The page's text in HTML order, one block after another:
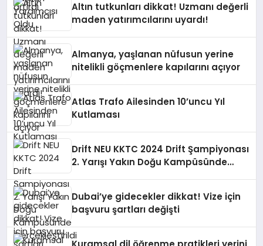
Altın tutkunları dikkat! Uzmanı değerli
maden yatırımcılarını uyardı!
Almanya, yaşlanan nüfusun yerine
nitelikli göçmenlere kapılarını açıyor
Atlas Trafo Ailesinden 10’uncu Yıl
Kutlaması
Drift NEU KKTC 2024 Drift Şampiyonası
2. Yarışı Yakın Doğu Kampüsünde
Dubai’ye gidecekler dikkat! Vize için
başvuru şartları değişti